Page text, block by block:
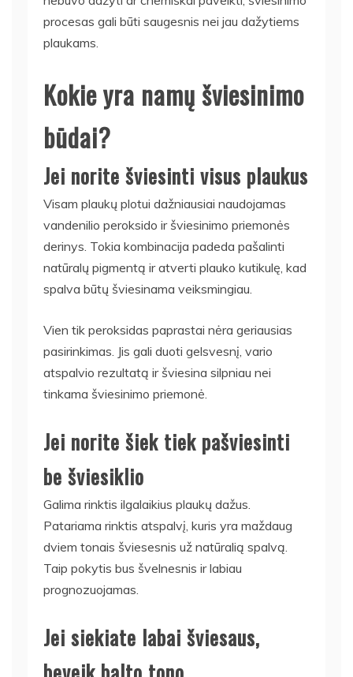
procesas gali būti saugesnis nei jau dažytiems
plaukams.
Kokie yra namų šviesinimo
būdai?
Jei norite šviesinti visus plaukus
Visam plaukų plotui dažniausiai naudojamas
vandenilio peroksido ir šviesinimo priemonės
derinys. Tokia kombinacija padeda pašalinti
natūralų pigmentą ir atverti plauko kutikulę, kad
spalva būtų šviesinama veiksmingiau.
Vien tik peroksidas paprastai nėra geriausias
pasirinkimas. Jis gali duoti gelsvesnį, vario
atspalvio rezultatą ir šviesina silpniau nei
tinkama šviesinimo priemonė.
Jei norite šiek tiek pašviesinti
be šviesiklio
Galima rinktis ilgalaikius plaukų dažus.
Patariama rinktis atspalvį, kuris yra maždaug
dviem tonais šviesesnis už natūralią spalvą.
Taip pokytis bus švelnesnis ir labiau
prognozuojamas.
Jei siekiate labai šviesaus,